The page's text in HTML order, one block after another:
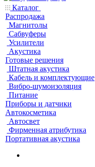
Каталог
Распродажа
Магнитолы
Сабвуферы
Усилители
Акустика
Готовые решения
Штатная акустика
Кабель и комплектующие
Вибро-шумоизоляция
Питание
Приборы и датчики
Автокосметика
Автосвет
Фирменная атрибутика
Портативная акустика